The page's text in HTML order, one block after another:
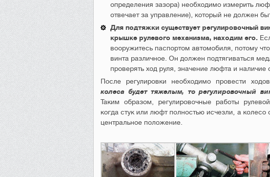
определения зазора) необходимо измерить
отвечает за управление), который не должен
Для подтяжки существует регулировочный
крышке рулевого механизма, находим его.
вооружитесь паспортом автомобиля, потому
винта различное. Он должен подтягиваться
проверять ход руля, значение люфта и наличие
После регулировки необходимо провести
колеса будет тяжелым, то регулировочный
Таким образом, регулировочные работы
когда стук или люфт полностью исчезли, а
центральное положение.